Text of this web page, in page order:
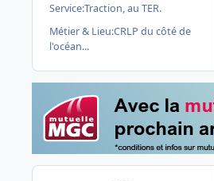
Service:Traction, au TER.
Métier & Lieu:CRLP du côté de
l'océan...